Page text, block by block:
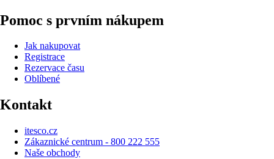
Pomoc s prvním nákupem
Jak nakupovat
Registrace
Rezervace času
Oblíbené
Kontakt
itesco.cz
Zákaznické centrum - 800 222 555
Naše obchody